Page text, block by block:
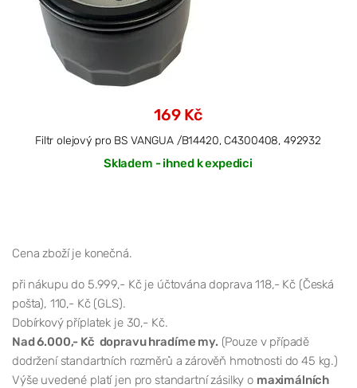
169 Kč
Filtr olejový pro BS VANGUA /B14420, C4300408, 492932
Skladem - ihned k expedici
Cena zboží je konečná.
při nákupu do 5.999,- Kč je účtována doprava 118,- Kč (Česká
pošta), 110,- Kč (GLS).
Dobírkový příplatek je 30,- Kč.
Nad 6.000,- Kč dopravu hradíme my. (Pouze v případě
dodržení standartních rozměrů a zárověň hmotnosti do 45 kg.)
Výše uvedené platí jen pro standartní zásilky o maximálních